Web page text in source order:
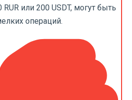
RUR или 200 USDT, могут быть
операций.